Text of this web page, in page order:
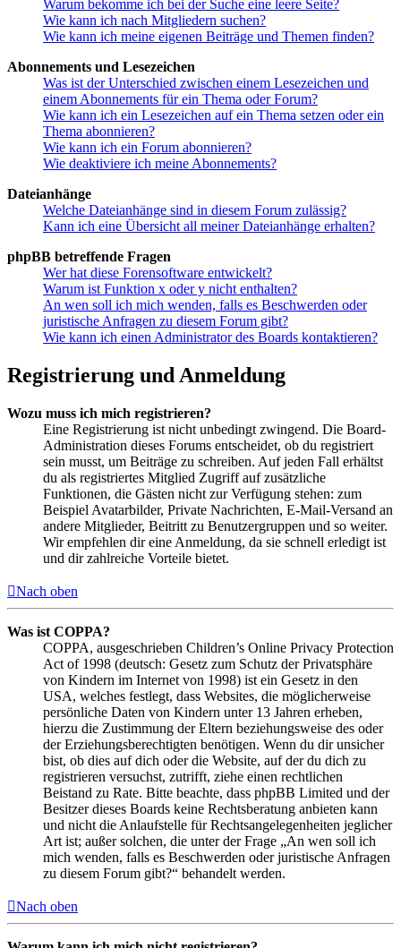
Warum bekomme ich bei der Suche eine leere Seite?
Wie kann ich nach Mitgliedern suchen?
Wie kann ich meine eigenen Beiträge und Themen finden?
Abonnements und Lesezeichen
Was ist der Unterschied zwischen einem Lesezeichen und
einem Abonnements für ein Thema oder Forum?
Wie kann ich ein Lesezeichen auf ein Thema setzen oder ein
Thema abonnieren?
Wie kann ich ein Forum abonnieren?
Wie deaktiviere ich meine Abonnements?
Dateianhänge
Welche Dateianhänge sind in diesem Forum zulässig?
Kann ich eine Übersicht all meiner Dateianhänge erhalten?
phpBB betreffende Fragen
Wer hat diese Forensoftware entwickelt?
Warum ist Funktion x oder y nicht enthalten?
An wen soll ich mich wenden, falls es Beschwerden oder
juristische Anfragen zu diesem Forum gibt?
Wie kann ich einen Administrator des Boards kontaktieren?
Registrierung und Anmeldung
Wozu muss ich mich registrieren?
Eine Registrierung ist nicht unbedingt zwingend. Die Board-
Administration dieses Forums entscheidet, ob du registriert
sein musst, um Beiträge zu schreiben. Auf jeden Fall erhältst
du als registriertes Mitglied Zugriff auf zusätzliche
Funktionen, die Gästen nicht zur Verfügung stehen: zum
Beispiel Avatarbilder, Private Nachrichten, E-Mail-Versand an
andere Mitglieder, Beitritt zu Benutzergruppen und so weiter.
Wir empfehlen dir eine Anmeldung, da sie schnell erledigt ist
und dir zahlreiche Vorteile bietet.
Nach oben
Was ist COPPA?
COPPA, ausgeschrieben Children’s Online Privacy Protection
Act of 1998 (deutsch: Gesetz zum Schutz der Privatsphäre
von Kindern im Internet von 1998) ist ein Gesetz in den
USA, welches festlegt, dass Websites, die möglicherweise
persönliche Daten von Kindern unter 13 Jahren erheben,
hierzu die Zustimmung der Eltern beziehungsweise des oder
der Erziehungsberechtigten benötigen. Wenn du dir unsicher
bist, ob dies auf dich oder die Website, auf der du dich zu
registrieren versuchst, zutrifft, ziehe einen rechtlichen
Beistand zu Rate. Bitte beachte, dass phpBB Limited und der
Besitzer dieses Boards keine Rechtsberatung anbieten kann
und nicht die Anlaufstelle für Rechtsangelegenheiten jeglicher
Art ist; außer solchen, die unter der Frage „An wen soll ich
mich wenden, falls es Beschwerden oder juristische Anfragen
zu diesem Forum gibt?“ behandelt werden.
Nach oben